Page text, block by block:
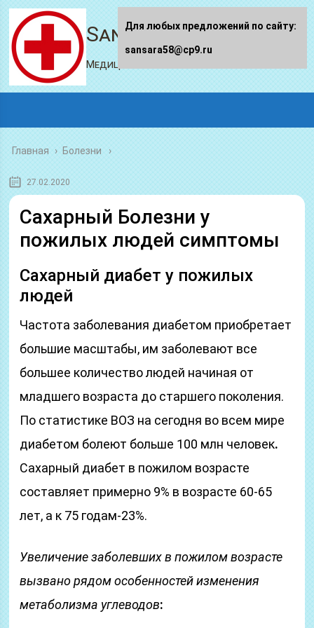
Sansara58.ru
Медицинский портал
Главная › Болезни
27.02.2020
Сахарный Болезни у
пожилых людей симптомы
Сахарный диабет у пожилых
людей
Частота заболевания диабетом приобретает
большие масштабы, им заболевают все
большее количество людей начиная от
младшего возраста до старшего поколения.
По статистике ВОЗ на сегодня во всем мире
диабетом болеют больше 100 млн человек.
Сахарный диабет в пожилом возрасте
составляет примерно 9% в возрасте 60-65
лет, а к 75 годам-23%.
Увеличение заболевших в пожилом возрасте
вызвано рядом особенностей изменения
метаболизма углеводов:
Для любых предложений по сайту:
sansara58@cp9.ru